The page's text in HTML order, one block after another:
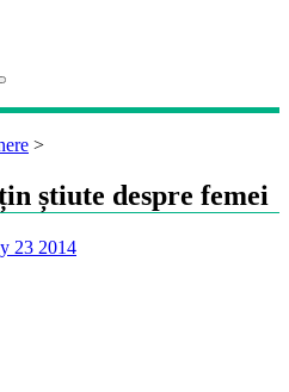
>
știute despre femei
23 2014